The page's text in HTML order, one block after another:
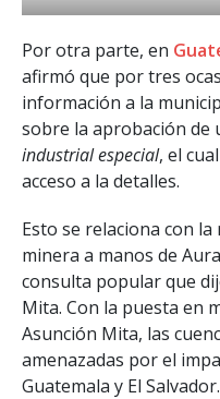
Por otra parte, en
afirmó que por tres
información a la
sobre la aprobación de
industrial especial, el
acceso a la detalles.
Esto se relaciona con
minera a manos de
consulta popular que
Mita. Con la puesta en
Asunción Mita, las
amenazadas por el
Guatemala y El Salvador.